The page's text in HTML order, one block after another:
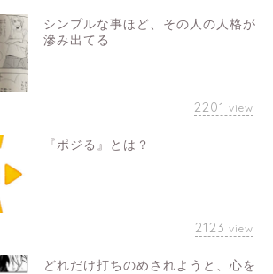
シンプルな事ほど、その人の人格が
滲み出てる
2201 view
『ポジる』とは？
2123 view
どれだけ打ちのめされようと、心を